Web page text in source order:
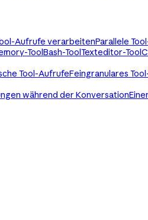
Aufrufe verarbeitenParallele
ToolBash-ToolTexteditor-Tool
Tool-AufrufeFeingranulares
während der Konversation